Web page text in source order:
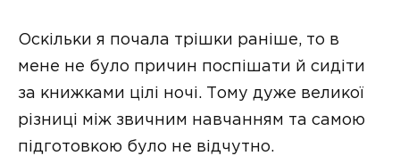
Оскільки я почала трішки раніше, то в
мене не було причин поспішати й сидіти
за книжками цілі ночі. Тому дуже великої
різниці між звичним навчанням та самою
підготовкою було не відчутно.